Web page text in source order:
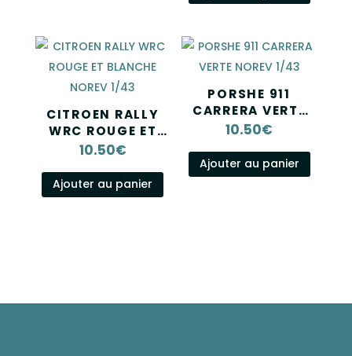
CITROEN RALLY
WRC ROUGE ET
BLANCHE NOREV
10.50€
Ajouter au panier
PORSHE 911
CARRERA VERTE
NOREV 1/43
10.50€
Ajouter au panier